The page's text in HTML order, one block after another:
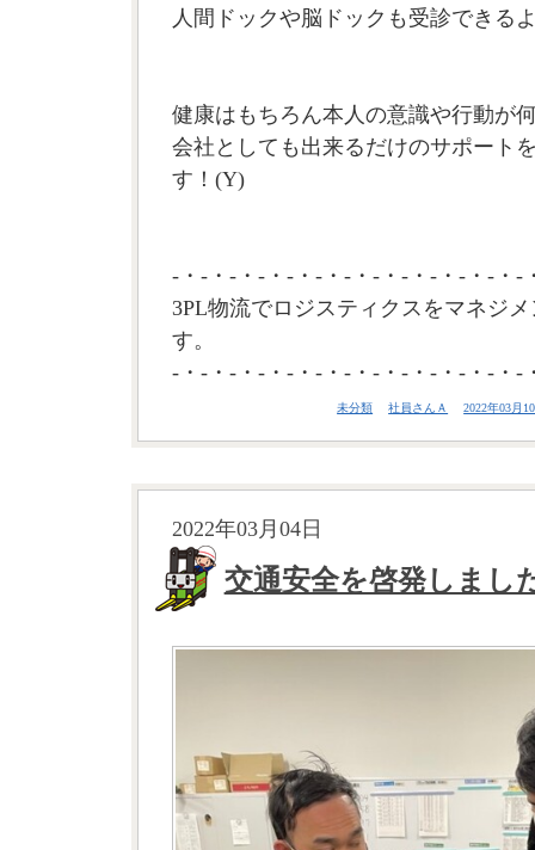
人間ドックや脳ドックも受診できる
健康はもちろん本人の意識や行動が
会社としても出来るだけのサポート
す！(Y)
-・-・-・-・-・-・-・-・-・-・-・-・-
3PL物流でロジスティクスをマネジ
す。
-・-・-・-・-・-・-・-・-・-・-・-・-
未分類 社員さんＡ 2022年03月
2022年03月04日
交通安全を啓発しまし